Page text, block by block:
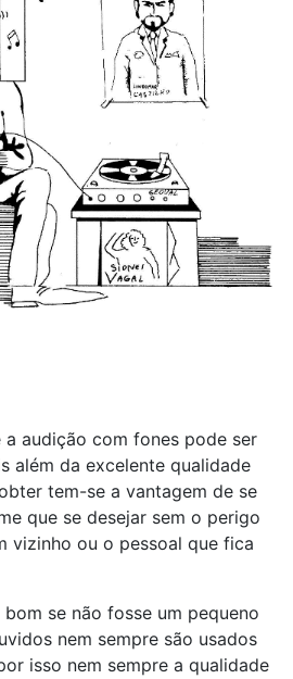
audição com fones pode ser
além da excelente qualidade
tem-se a vantagem de se
que se desejar sem o perigo
vizinho ou o pessoal que fica
se não fosse um pequeno
nem sempre são usados
isso nem sempre a qualidade